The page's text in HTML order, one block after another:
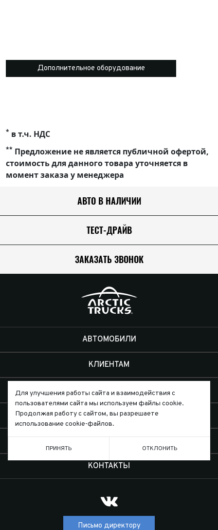
Дополнительное оборудование
* в т.ч. НДС
** Предложение не является публичной офертой,
стоимость для данного товара уточняется в
момент заказа у менеджера
АВТО В НАЛИЧИИ
ТЕСТ-ДРАЙВ
ЗАКАЗАТЬ ЗВОНОК
АВТОМОБИЛИ
КЛИЕНТАМ
ЭКСПЕДИЦИИ
ДИЛЕРЫ
КОНТАКТЫ
Письмо директору
Для улучшения работы сайта и взаимодействия с
пользователями сайта мы используем файлы cookie.
Продолжая работу с сайтом, вы разрешаете
использование cookie-файлов.
ПРИНЯТЬ ОТКЛОНИТЬ